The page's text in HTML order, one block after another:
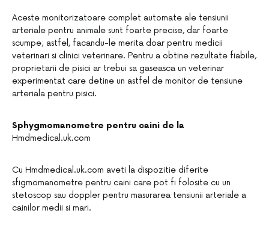
Aceste monitorizatoare complet automate ale tensiunii
arteriale pentru animale sunt foarte precise, dar foarte
scumpe; astfel, facandu-le merita doar pentru medicii
veterinari si clinici veterinare. Pentru a obtine rezultate fiabile,
proprietarii de pisici ar trebui sa gaseasca un veterinar
experimentat care detine un astfel de monitor de tensiune
arteriala pentru pisici.
Sphygmomanometre pentru caini de la
Hmdmedical.uk.com
Cu Hmdmedical.uk.com aveti la dispozitie diferite
sfigmomanometre pentru caini care pot fi folosite cu un
stetoscop sau doppler pentru masurarea tensiunii arteriale a
cainilor medii si mari.